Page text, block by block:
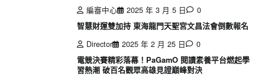
編審中心
2025 年 3 月 5 日
0
智慧財運雙加持 東海龍門天聖宮文昌法會倒數報名
Director
2025 年 2 月 25 日
0
電競決賽精彩落幕！PaGamO 閱讀素養平台燃起學
習熱潮 破百名觀眾高雄見證巔峰對決